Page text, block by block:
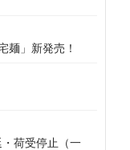
麺」新発売！
荷受停止（一